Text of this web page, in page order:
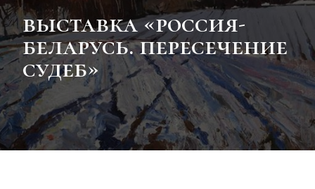
выставка «россия-
беларусь. пересечение
судеб»